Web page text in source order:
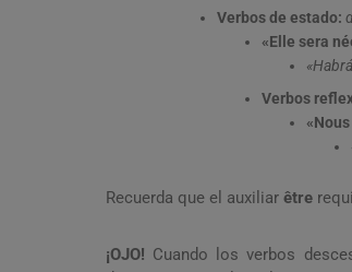
Verbos de estado:
«Elle sera
Verbos
Recuerda que el auxiliar être
¡OJO! Cuando los verbos